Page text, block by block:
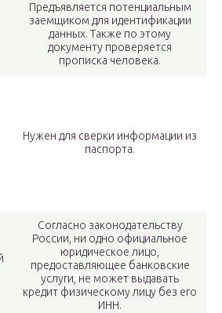
Предъявляется потенциальным
заемщиком для идентификации
данных. Также по этому
документу проверяется
прописка человека.
Нужен для сверки информации из
паспорта.
Согласно законодательству
России, ни одно официальное
юридическое лицо,
предоставляющее банковские
услуги, не может выдавать
кредит физическому лицу без его
ИНН.